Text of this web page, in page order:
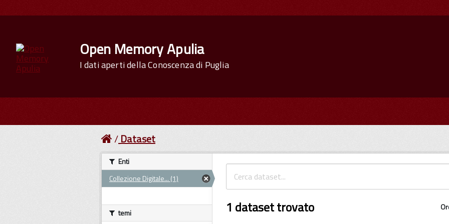
Open Memory Apulia
I dati aperti della Conoscenza di Puglia
Dataset
1 dataset trovato
Enti
Collezione Digitale... (1)
temi